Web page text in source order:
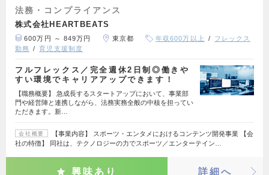
法務・コンプライアンス
株式会社HEARTBEATS
600万円 ～ 849万円 東京都 年収600万以上
フレックス
勤務
育児支援制度
フルフレックス／完全週休2日制◎働きや
すい環境でキャリアアップできます！
【職務概要】 急成長するスタートアップにおいて、事業部
門や経営陣と連携しながら、法務実務全般の中核を担ってい
ただきます。新…
会社概要
【事業内容】 スポーツ・エンタメにおけるコンテンツ開発事業 【会
社の特徴】 同社は、テクノロジーの力でスポーツ／エンターテイン…
興味あり 詳細へ